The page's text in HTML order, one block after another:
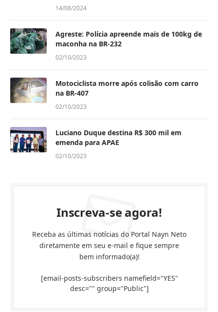
14/08/2024
Agreste: Polícia apreende mais de 100kg de
maconha na BR-232
02/10/2023
Motociclista morre após colisão com carro
na BR-407
02/10/2023
Luciano Duque destina R$ 300 mil em
emenda para APAE
02/10/2023
Inscreva-se agora!
Receba as últimas notícias do Portal Nayn Neto
diretamente em seu e-mail e fique sempre
bem informado(a)!
[email-posts-subscribers namefield="YES"
desc="" group="Public"]